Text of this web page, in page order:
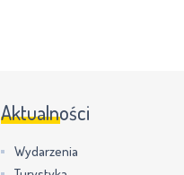
Aktualności
Wydarzenia